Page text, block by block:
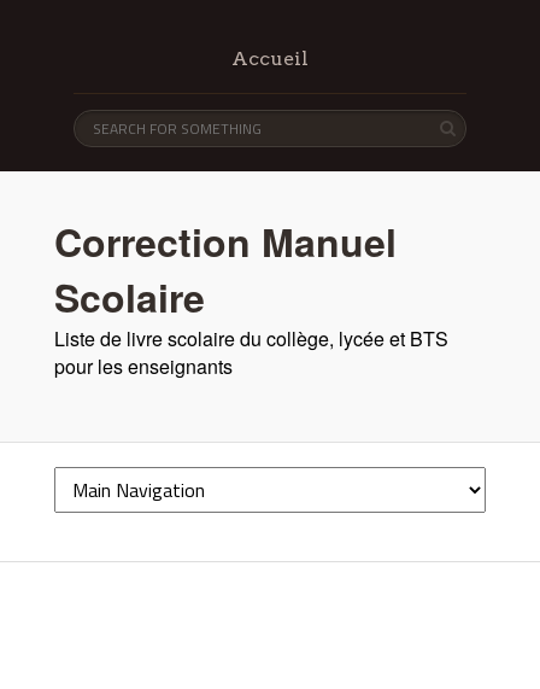
Accueil
Correction Manuel
Scolaire
Liste de livre scolaire du collège, lycée et BTS
pour les enseignants